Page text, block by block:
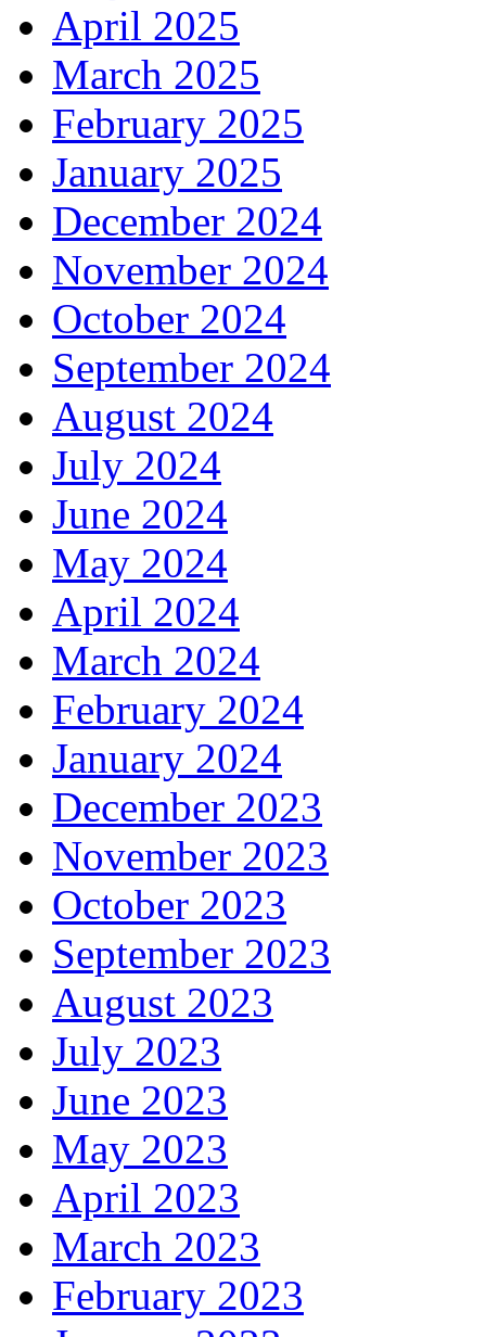
April 2025
March 2025
February 2025
January 2025
December 2024
November 2024
October 2024
September 2024
August 2024
July 2024
June 2024
May 2024
April 2024
March 2024
February 2024
January 2024
December 2023
November 2023
October 2023
September 2023
August 2023
July 2023
June 2023
May 2023
April 2023
March 2023
February 2023